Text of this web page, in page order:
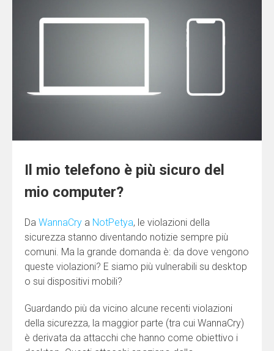
Il mio telefono è più sicuro del
mio computer?
Da WannaCry a NotPetya, le violazioni della
sicurezza stanno diventando notizie sempre più
comuni. Ma la grande domanda è: da dove vengono
queste violazioni? E siamo più vulnerabili su desktop
o sui dispositivi mobili?
Guardando più da vicino alcune recenti violazioni
della sicurezza, la maggior parte (tra cui WannaCry)
è derivata da attacchi che hanno come obiettivo i